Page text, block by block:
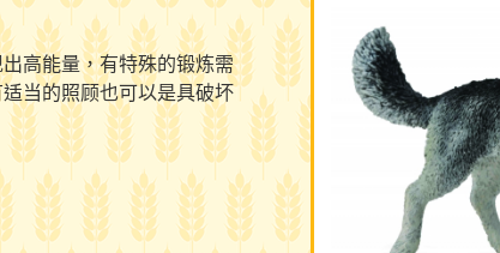
高能量，有特殊的锻炼需
当的照顾也可以是具破坏